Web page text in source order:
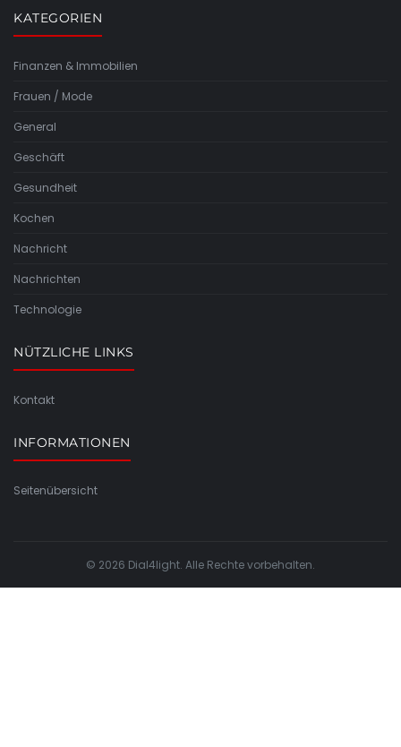
KATEGORIEN
Finanzen & Immobilien
Frauen / Mode
General
Geschäft
Gesundheit
Kochen
Nachricht
Nachrichten
Technologie
NÜTZLICHE LINKS
Kontakt
INFORMATIONEN
Seitenübersicht
© 2026 Dial4light. Alle Rechte vorbehalten.